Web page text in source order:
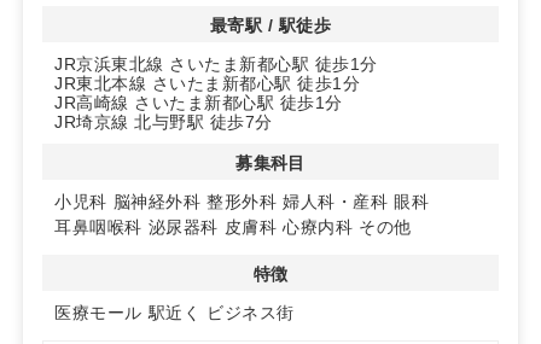
◆ 信頼性の高いビル性能と患者利便
え、エレベーター・駐車場あり。時間貸し駐車場は20分
毎200円（480円/h）で、車来院にも対応可能。管理費は
賃料に含み、敷金償却なし・更新料なしの条件で運営コス
高層階を含む3区画から選択可能。31階182.79㎡は2026
年12月1日入居可、30階91.79㎡は2027年3月1日入居
多科目の募集に対応し、定期借家契約・保証金12ヶ月の
前提で開業計画を組み立てやすい区画構成です。
最寄駅 / 駅徒歩
JR京浜東北線 さいたま新都心駅 徒歩1分
JR東北本線 さいたま新都心駅 徒歩1分
JR高崎線 さいたま新都心駅 徒歩1分
JR埼京線 北与野駅 徒歩7分
募集科目
小児科 脳神経外科 整形外科 婦人科・産科 眼科
耳鼻咽喉科 泌尿器科 皮膚科 心療内科 その他
特徴
医療モール 駅近く ビジネス街